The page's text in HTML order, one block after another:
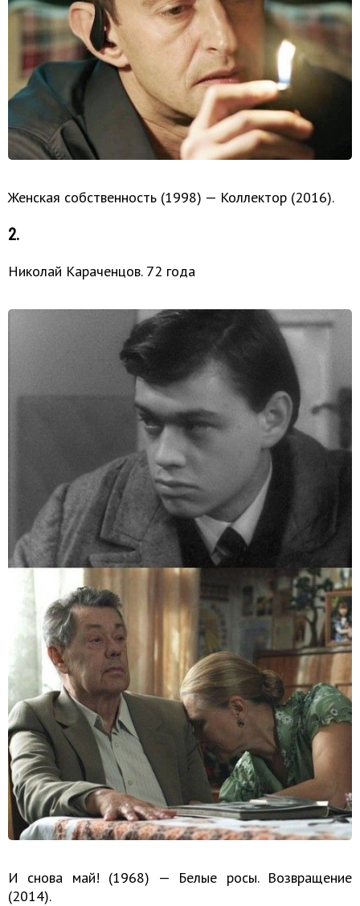
Женская собственность (1998) — Коллектор (2016).
2.
Николай Караченцов. 72 года
И снова май! (1968) — Белые росы. Возвращение
(2014).